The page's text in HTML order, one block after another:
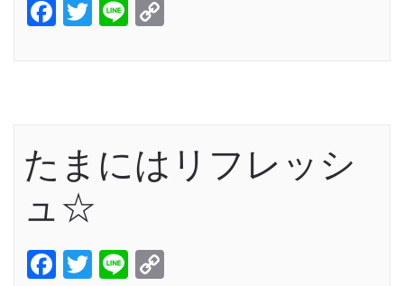
Facebook
Twitter
Line
たまにはリフレッシ
ュ☆
Facebook
Twitter
Line